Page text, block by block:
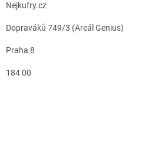
Nejkufry.cz
Dopraváků 749/3 (Areál Genius)
Praha 8
184 00